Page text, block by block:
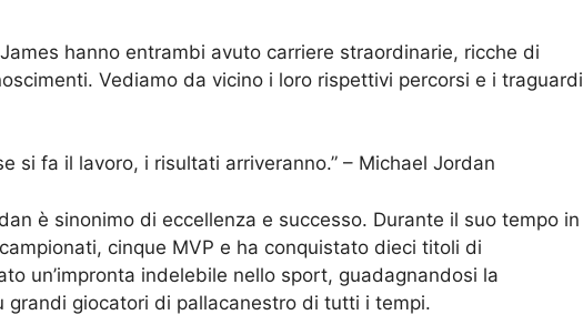
hanno entrambi avuto carriere straordinarie, ricche di
Vediamo da vicino i loro rispettivi percorsi e i traguardi
si fa il lavoro, i risultati arriveranno.” – Michael Jordan
è sinonimo di eccellenza e successo. Durante il suo tempo in
cinque MVP e ha conquistato dieci titoli di
un’impronta indelebile nello sport, guadagnandosi la
grandi giocatori di pallacanestro di tutti i tempi.